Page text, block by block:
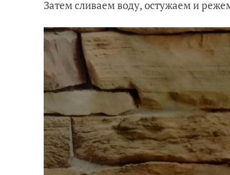
Затем сливаем воду, остужаем и